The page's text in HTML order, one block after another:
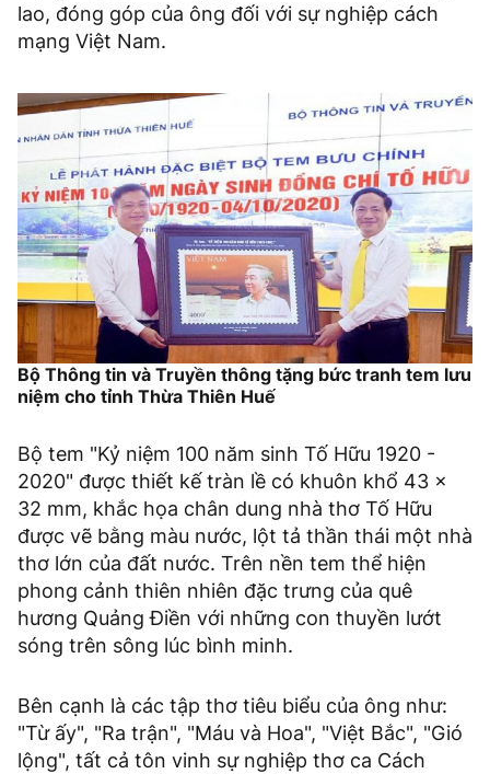
lao, đóng góp của ông đối với sự nghiệp cách
mạng Việt Nam.
Bộ Thông tin và Truyền thông tặng bức tranh tem lưu
niệm cho tỉnh Thừa Thiên Huế
Bộ tem "Kỷ niệm 100 năm sinh Tố Hữu 1920 -
2020" được thiết kế tràn lề có khuôn khổ 43 x
32 mm, khắc họa chân dung nhà thơ Tố Hữu
được vẽ bằng màu nước, lột tả thần thái một nhà
thơ lớn của đất nước. Trên nền tem thể hiện
phong cảnh thiên nhiên đặc trưng của quê
hương Quảng Điền với những con thuyền lướt
sóng trên sông lúc bình minh.
Bên cạnh là các tập thơ tiêu biểu của ông như:
"Từ ấy", "Ra trận", "Máu và Hoa", "Việt Bắc", "Gió
lộng", tất cả tôn vinh sự nghiệp thơ ca Cách